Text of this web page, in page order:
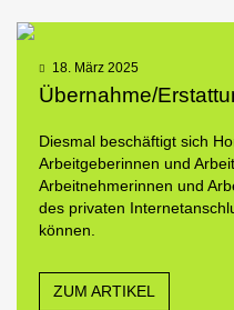
18. März 2025
Übernahme/
Diesmal beschäftigt sich
Arbeitgeberinnen und
Arbeitnehmerinnen und
des privaten
können.
ZUM ARTIKEL